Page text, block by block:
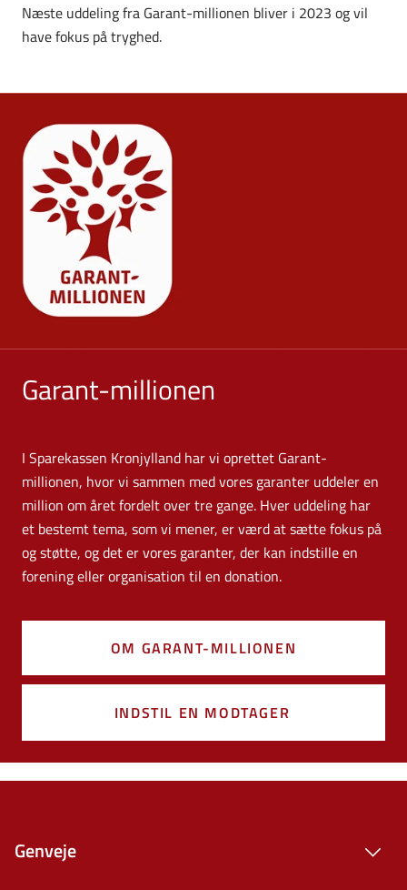
Næste uddeling fra Garant-millionen bliver i 2023 og vil
have fokus på tryghed.
Garant-millionen
I Sparekassen Kronjylland har vi oprettet Garant-
millionen, hvor vi sammen med vores garanter uddeler en
million om året fordelt over tre gange. Hver uddeling har
et bestemt tema, som vi mener, er værd at sætte fokus på
og støtte, og det er vores garanter, der kan indstille en
forening eller organisation til en donation.
OM GARANT-MILLIONEN
INDSTIL EN MODTAGER
Genveje